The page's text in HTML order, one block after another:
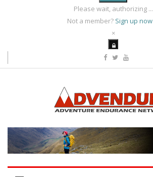
Please wait, authorizing ...
Not a member? Sign up now
×